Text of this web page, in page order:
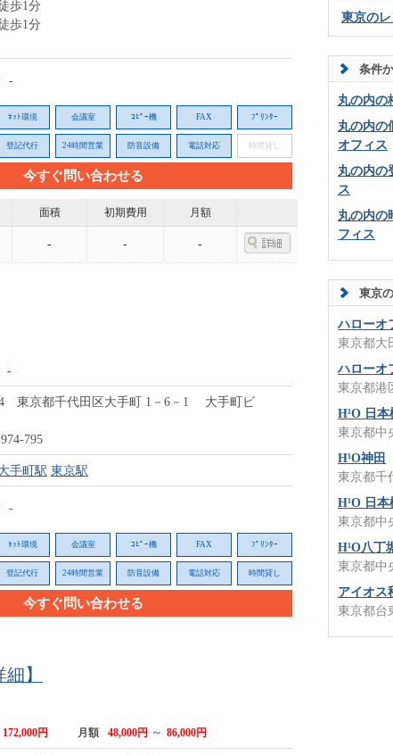
歩1分
歩1分
-
ﾈｯﾄ環境 会議室 ｺﾋﾟｰ機 FAX ﾌﾟﾘﾝﾀｰ
登記代行 24時間営業 防音設備 電話対応 時間貸し
今すぐ問い合わせる
面積 初期費用 月額
- - -
-
東京都千代田区大手町 1－6－1 大手町ビ
795
手町駅 東京駅
-
ﾈｯﾄ環境 会議室 ｺﾋﾟｰ機 FAX ﾌﾟﾘﾝﾀｰ
登記代行 24時間営業 防音設備 電話対応 時間貸し
今すぐ問い合わせる
細】
172,000円 月額 48,000円 ～ 86,000円
東京の
条件
丸の内の
丸の内の
オフィス
丸の内の
ス
丸の内の
フィス
東京
ハローオ
東京都大
ハローオ
東京都港
H¹O 日本
東京都中
H¹O神田
東京都千
H¹O 日本
東京都中
H¹O八丁
東京都中
アイオス
東京都台